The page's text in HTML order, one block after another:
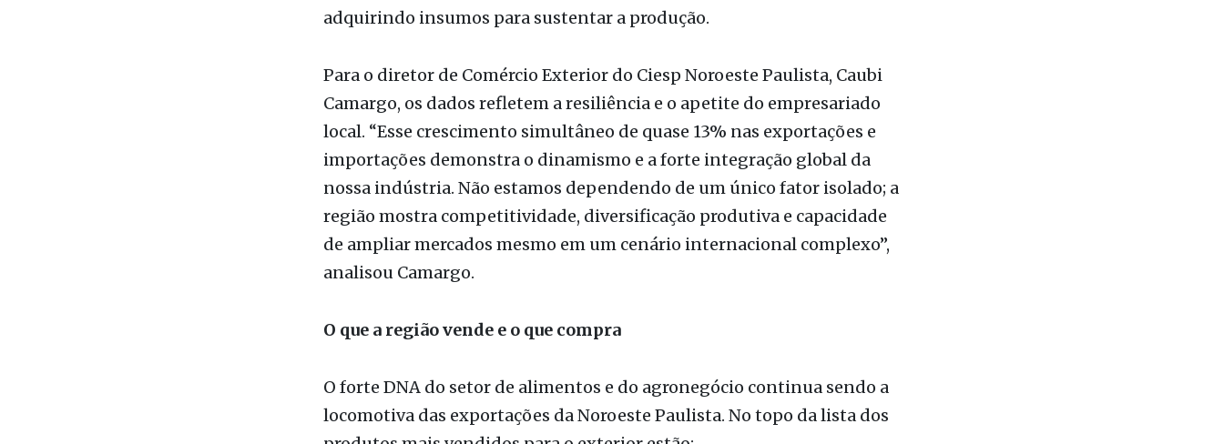
local. “Esse crescimento simultâneo de quase 13% nas exportações e
nossa indústria. Não estamos dependendo de um único fator isolado; a
região mostra competitividade, diversificação produtiva e capacidade
de ampliar mercados mesmo em um cenário internacional complexo”,
analisou Camargo.
O que a região vende e o que compra
O forte DNA do setor de alimentos e do agronegócio continua sendo a
produtos mais vendidos para o exterior estão:
• Açúcares e produtos de confeitaria: 32,1% das vendas externas.
• Carnes e miudezas comestíveis: 26,5%.